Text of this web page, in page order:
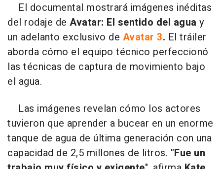
El documental mostrará imágenes inéditas
del rodaje de Avatar: El sentido del agua y
un adelanto exclusivo de Avatar 3. El tráiler
aborda cómo el equipo técnico perfeccionó
las técnicas de captura de movimiento bajo
el agua.
Las imágenes revelan cómo los actores
tuvieron que aprender a bucear en un enorme
tanque de agua de última generación con una
capacidad de 2,5 millones de litros. "Fue un